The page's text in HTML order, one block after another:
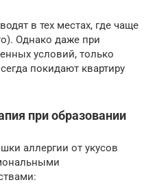
в тех местах, где чаще
Однако даже при
условий, только
покидают квартиру
при образовании
аллергии от укусов